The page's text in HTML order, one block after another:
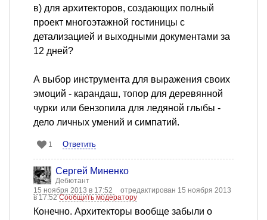
в) для архитекторов, создающих полный
проект многоэтажной гостиницы с
детализацией и выходными документами за
12 дней?
А выбор инструмента для выражения своих
эмоций - карандаш, топор для деревянной
чурки или бензопила для ледяной глыбы -
дело личных умений и симпатий.
1 Ответить
Сергей Миненко
Дебютант
15 ноября 2013 в 17:52
отредактирован 15 ноября 2013
в 17:52Сообщить модератору
Конечно. Архитекторы вообще забыли о